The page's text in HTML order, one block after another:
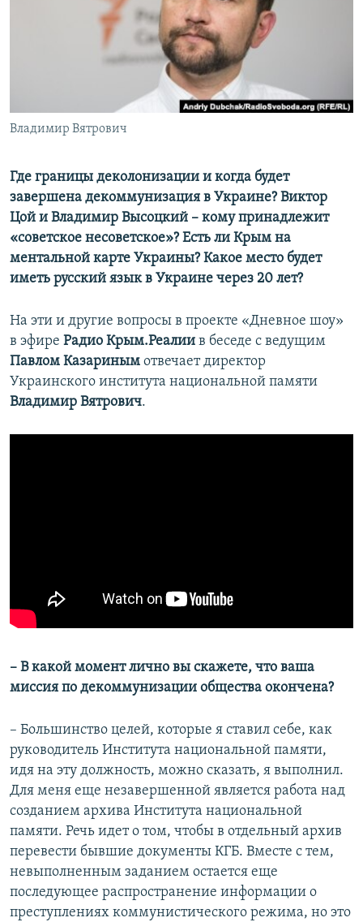
ПОБЕДИТЕЛЕЙ НЕ СУДЯТ?
КРЫМ.НЕПОКОРЕННЫЙ
УКРАИНСКАЯ ПРОБЛЕМА КРЫМА
ПРИСОЕДИНЯЙТЕСЬ!
Все сайты RFE/RL
Владимир Вятрович
Где границы деколонизации и когда будет
завершена декоммунизация в Украине? Виктор
Цой и Владимир Высоцкий – кому принадлежит
«советское несоветское»? Есть ли Крым на
ментальной карте Украины? Какое место будет
иметь русский язык в Украине через 20 лет?
На эти и другие вопросы в проекте «Дневное шоу»
в эфире Радио Крым.Реалии в беседе с ведущим
Павлом Казариным отвечает директор
Украинского института национальной памяти
Владимир Вятрович.
– В какой момент лично вы скажете, что ваша
миссия по декоммунизации общества окончена?
– Большинство целей, которые я ставил себе, как
руководитель Института национальной памяти,
идя на эту должность, можно сказать, я выполнил.
Для меня еще незавершенной является работа над
созданием архива Института национальной
памяти. Речь идет о том, чтобы в отдельный архив
перевести бывшие документы КГБ. Вместе с тем,
невыполненным заданием остается еще
последующее распространение информации о
преступлениях коммунистического режима, но это